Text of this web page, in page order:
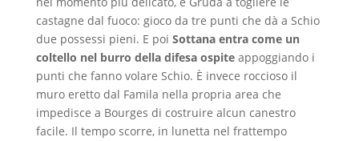
castagne dal fuoco: gioco da tre punti che dà a Schio
due possessi pieni. E poi Sottana entra come un
coltello nel burro della difesa ospiteappoggiando i
punti che fanno volare Schio. È invece roccioso il
muro eretto dal Famila nella propria area che
impedisce a Bourges di costruire alcun canestro
facile. Il tempo scorre, in lunetta nel frattempo